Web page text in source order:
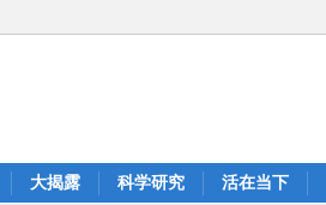
大揭露 科学研究 活在当下